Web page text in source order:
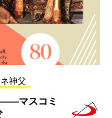
神父
――マスコミ